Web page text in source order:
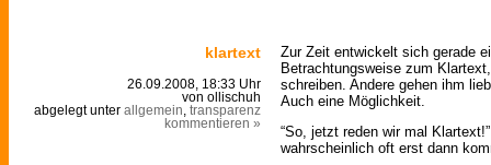
klartext
26.09.2008, 18:33 Uhr
von ollischuh
abgelegt unter allgemein transparenz
kommentieren »
Zur Zeit entwickelt sich gerade
Betrachtungsweise zum
schreiben. Andere gehen ihm
Auch eine Möglichkeit.
“So, jetzt reden wir mal
wahrscheinlich oft erst dann